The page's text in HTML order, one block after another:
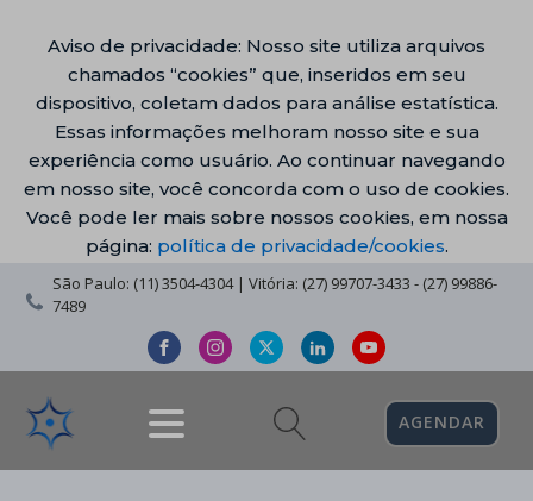
Aviso de privacidade: Nosso site utiliza arquivos
chamados “cookies” que, inseridos em seu
dispositivo, coletam dados para análise estatística.
Essas informações melhoram nosso site e sua
experiência como usuário. Ao continuar navegando
em nosso site, você concorda com o uso de cookies.
Você pode ler mais sobre nossos cookies, em nossa
página: política de privacidade/cookies.
São Paulo: (11) 3504-4304 | Vitória: (27) 99707-3433 - (27) 99886-
7489
AGENDAR